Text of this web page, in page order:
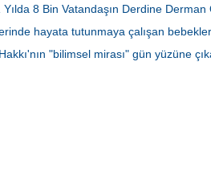
8 Bin Vatandaşın Derdine Derman
hayata tutunmaya çalışan
"bilimsel mirası" gün yüzüne